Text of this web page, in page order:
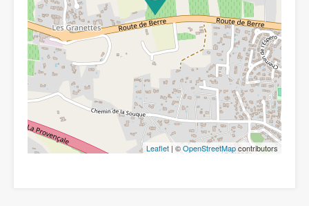
Leaflet | ©OpenStreetMapcontributors